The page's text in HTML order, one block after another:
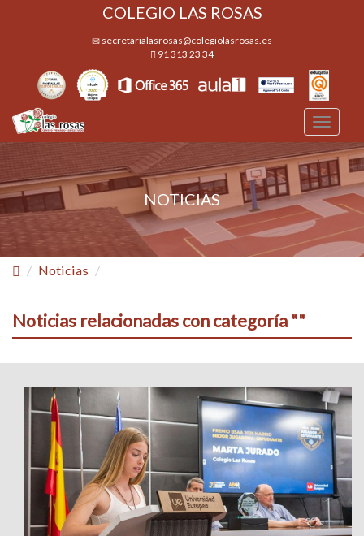
COLEGIO LAS ROSAS
secretarialasrosas@colegiolasrosas.es
91 313 23 34
NOTICIAS
Noticias
Noticias relacionadas con categoría ""